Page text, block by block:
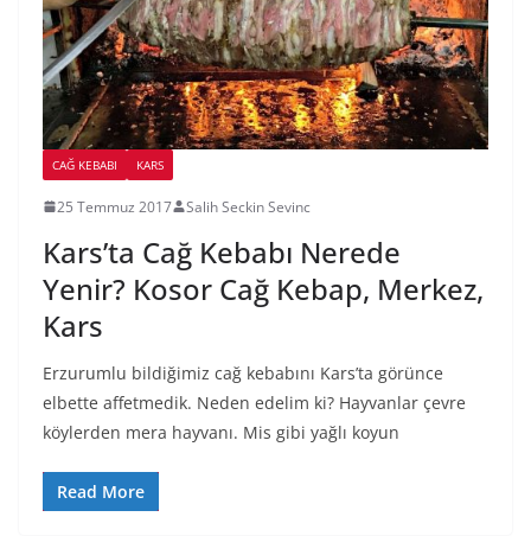
CAĞ KEBABI KARS
25 Temmuz 2017 Salih Seckin Sevinc
Kars’ta Cağ Kebabı Nerede
Yenir? Kosor Cağ Kebap, Merkez,
Kars
Erzurumlu bildiğimiz cağ kebabını Kars’ta görünce
elbette affetmedik. Neden edelim ki? Hayvanlar çevre
köylerden mera hayvanı. Mis gibi yağlı koyun
Read More